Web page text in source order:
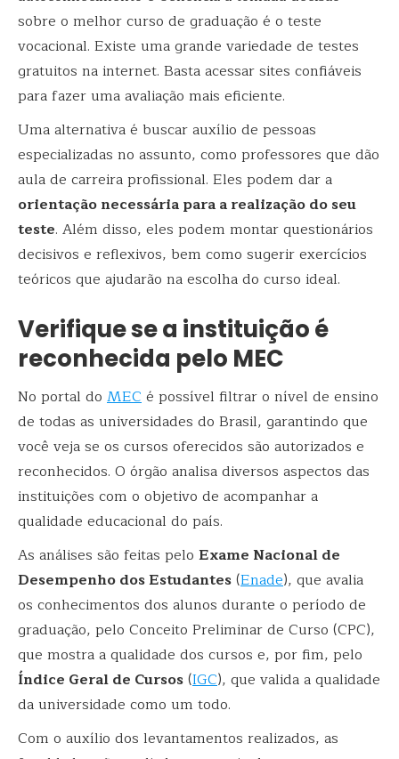
sobre o melhor curso de graduação é o teste
vocacional. Existe uma grande variedade de testes
gratuitos na internet. Basta acessar sites confiáveis
para fazer uma avaliação mais eficiente.
Uma alternativa é buscar auxílio de pessoas
especializadas no assunto, como professores que dão
aula de carreira profissional. Eles podem dar a
orientação necessária para a realização do seu
teste. Além disso, eles podem montar questionários
decisivos e reflexivos, bem como sugerir exercícios
teóricos que ajudarão na escolha do curso ideal.
Verifique se a instituição é
reconhecida pelo MEC
No portal do MECé possível filtrar o nível de ensino
de todas as universidades do Brasil, garantindo que
você veja se os cursos oferecidos são autorizados e
reconhecidos. O órgão analisa diversos aspectos das
instituições com o objetivo de acompanhar a
qualidade educacional do país.
As análises são feitas pelo Exame Nacional de
Desempenho dos Estudantes(Enade), que avalia
os conhecimentos dos alunos durante o período de
graduação, pelo Conceito Preliminar de Curso (CPC),
que mostra a qualidade dos cursos e, por fim, pelo
Índice Geral de Cursos(IGC), que valida a qualidade
da universidade como um todo.
Com o auxílio dos levantamentos realizados, as